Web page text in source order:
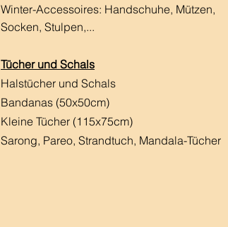
Winter-Accessoires: Handschuhe, Mützen,
Socken, Stulpen,...
Tücher und Schals
Halstücher und Schals
Bandanas (50x50cm)
Kleine Tücher (115x75cm)
Sarong, Pareo, Strandtuch, Mandala-Tücher